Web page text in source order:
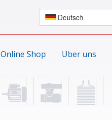
Online Shop Uber uns